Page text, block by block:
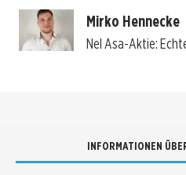
Mirko Hennecke
Nel Asa-Aktie:
INFORMATIONEN